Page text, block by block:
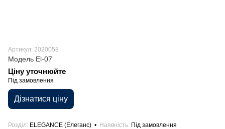
Артикул: 2020058
Модель El-07
Ціну уточнюйте
Під замовлення
Дізнатися ціну
Розділ ELEGANCE (Елеганс) Наявність Під замовлення